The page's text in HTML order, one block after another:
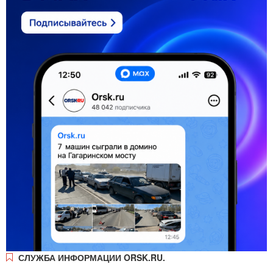
СЛУЖБА ИНФОРМАЦИИ ORSK.RU.